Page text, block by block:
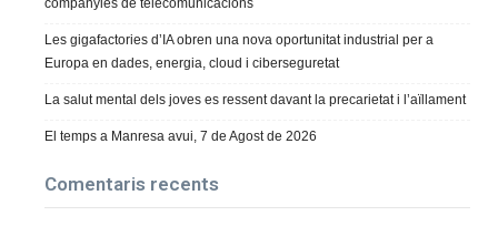
Les gigafactories d’IA obren una nova oportunitat industrial per a
Europa en dades, energia, cloud i ciberseguretat
La salut mental dels joves es ressent davant la precarietat i l’aïllament
El temps a Manresa avui, 7 de Agost de 2026
Comentaris recents